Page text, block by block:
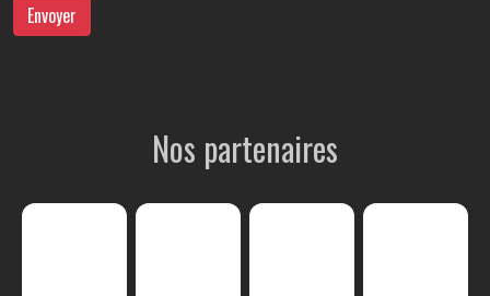
Envoyer
Nos partenaires